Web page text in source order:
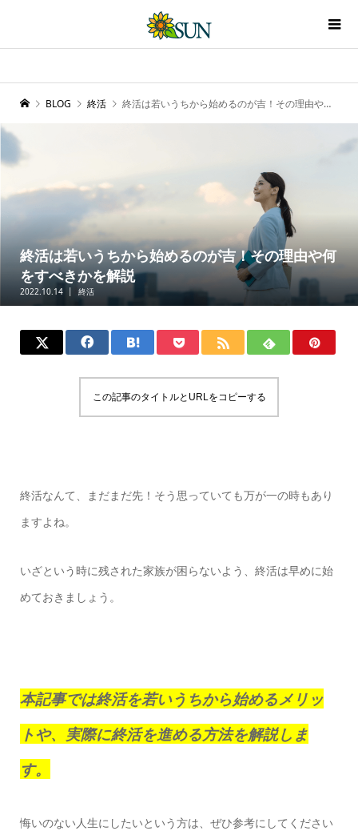
BLOG 終活 終活は若いうちから始めるのが吉！その理由や何をすべきかを解説
終活は若いうちから始めるのが吉！その理由や何
をすべきかを解説
2022.10.14 終活
この記事のタイトルとURLをコピーする
終活なんて、まだまだ先！そう思っていても万が一の時もあり
ますよね。
いざという時に残された家族が困らないよう、終活は早めに始
めておきましょう。
本記事では終活を若いうちから始めるメリッ
トや、実際に終活を進める方法を解説しま
す。
悔いのない人生にしたいという方は、ぜひ参考にしてください